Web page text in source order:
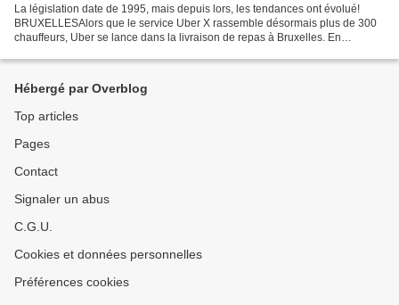
La législation date de 1995, mais depuis lors, les tendances ont évolué!
BRUXELLESAlors que le service Uber X rassemble désormais plus de 300
chauffeurs, Uber se lance dans la livraison de repas à Bruxelles. En
Hébergé par Overblog
Top articles
Pages
Contact
Signaler un abus
C.G.U.
Cookies et données personnelles
Préférences cookies